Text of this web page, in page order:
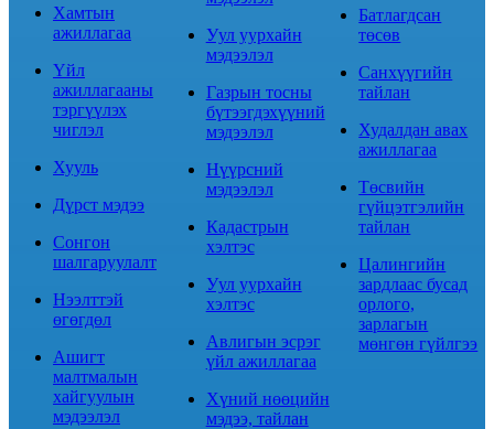
Хамтын
ажиллагаа
Үйл
ажиллагааны
тэргүүлэх
чиглэл
Хууль
Дүрст мэдээ
Сонгон
шалгаруулалт
Нээлттэй
өгөгдөл
Ашигт
малтмалын
хайгуулын
мэдээлэл
Уул уурхайн
мэдээлэл
Газрын тосны
бүтээгдэхүүний
мэдээлэл
Нүүрсний
мэдээлэл
Кадастрын
хэлтэс
Уул уурхайн
хэлтэс
Авлигын эсрэг
үйл ажиллагаа
Хүний нөөцийн
мэдээ, тайлан
Батлагдсан
төсөв
Санхүүгийн
тайлан
Худалдан авах
ажиллагаа
Төсвийн
гүйцэтгэлийн
тайлан
Цалингийн
зардлаас бусад
орлого,
зарлагын
мөнгөн гүйлгээ